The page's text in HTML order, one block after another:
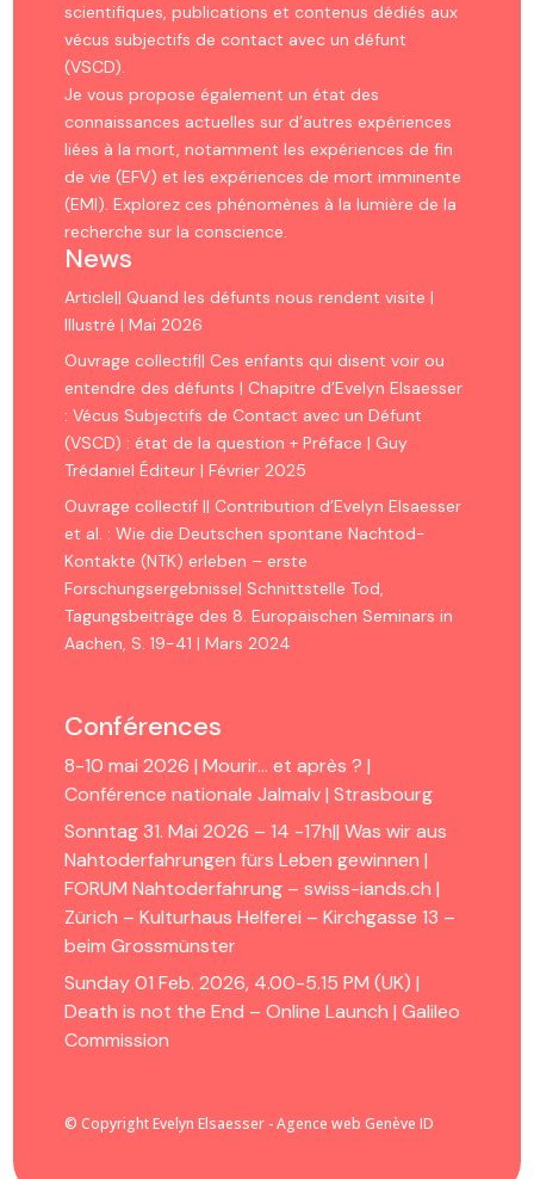
scientifiques, publications et contenus dédiés aux
vécus subjectifs de contact avec un défunt
(VSCD).
Je vous propose également un état des
connaissances actuelles sur d’autres expériences
liées à la mort, notamment les expériences de fin
de vie (EFV) et les expériences de mort imminente
(EMI). Explorez ces phénomènes à la lumière de la
recherche sur la conscience.
News
Article|| Quand les défunts nous rendent visite |
Illustré | Mai 2026
Ouvrage collectif|| Ces enfants qui disent voir ou
entendre des défunts | Chapitre d’Evelyn Elsaesser
: Vécus Subjectifs de Contact avec un Défunt
(VSCD) : état de la question + Préface | Guy
Trédaniel Éditeur | Février 2025
Ouvrage collectif || Contribution d’Evelyn Elsaesser
et al. : Wie die Deutschen spontane Nachtod-
Kontakte (NTK) erleben – erste
Forschungsergebnisse| Schnittstelle Tod,
Tagungsbeiträge des 8. Europäischen Seminars in
Aachen, S. 19-41 | Mars 2024
Conférences
8-10 mai 2026 | Mourir… et après ? |
Conférence nationale Jalmalv | Strasbourg
Sonntag 31. Mai 2026 – 14 -17h|| Was wir aus
Nahtoderfahrungen fürs Leben gewinnen |
FORUM Nahtoderfahrung – swiss-iands.ch |
Zürich – Kulturhaus Helferei – Kirchgasse 13 –
beim Grossmünster
Sunday 01 Feb. 2026, 4.00-5.15 PM (UK) |
Death is not the End – Online Launch | Galileo
Commission
© Copyright Evelyn Elsaesser - Agence web Genève ID